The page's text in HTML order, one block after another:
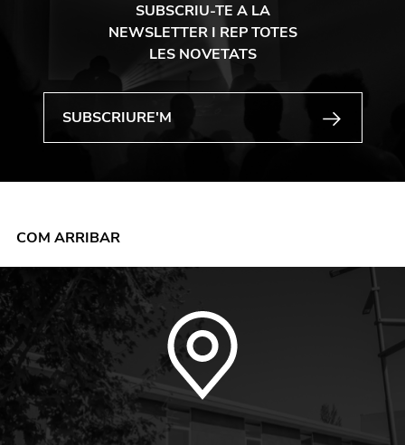
SUBSCRIU-TE A LA
NEWSLETTER I REP TOTES
LES NOVETATS
COM ARRIBAR